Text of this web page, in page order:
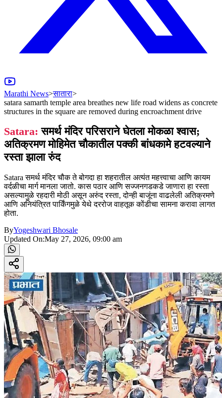
Marathi News>सातारा>
satara samarth temple area breathes new life road widens as concrete
structures in the square are removed during encroachment drive
Satara: समर्थ मंदिर परिसराने घेतला मोकळा श्‍वास;
अतिक्रमण मोहिमेत चौकातील पक्की बांधकामे हटवल्याने
रस्ता झाला रुंद
Satara समर्थ मंदिर चौक ते बोगदा हा शहरातील अत्यंत महत्त्वाचा आणि कायम
वर्दळीचा मार्ग मानला जातो. कास पठार आणि सज्जनगडकडे जाणारा हा रस्ता
असल्यामुळे रहदारी मोठी असून अरुंद रस्ता, दोन्ही बाजूंना वाढलेली अतिक्रमणे
आणि अनियंत्रित पार्किंगमुळे येथे दररोज वाहतूक कोंडीचा सामना करावा लागत
होता.
ByYogeshwari Bhosale
Updated On:May 27, 2026, 09:00 am